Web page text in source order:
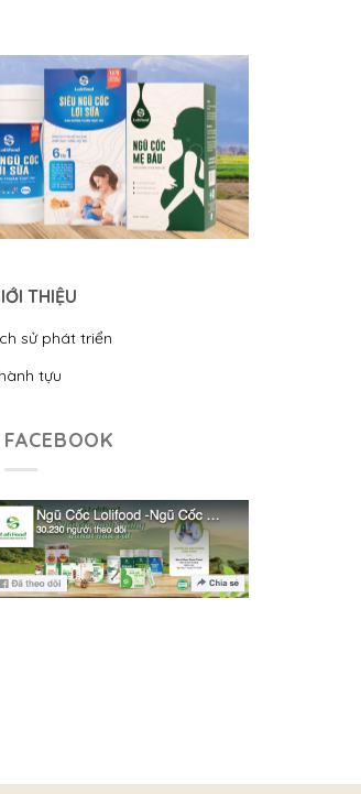
THIỆU
sử phát triển
tựu
FACEBOOK